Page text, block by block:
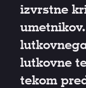
izvrstne
lutkovne
tekom